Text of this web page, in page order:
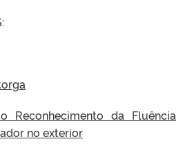
Reconhecimento da Fluência
no exterior